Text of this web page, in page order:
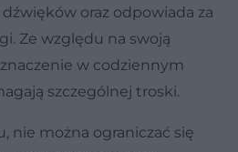
oraz odpowiada za
Ze względu na swoją
w codziennym
szczególnej troski.
nie można ograniczać się